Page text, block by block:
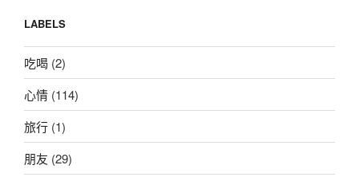
LABELS
吃喝 (2)
心情 (114)
旅行 (1)
朋友 (29)